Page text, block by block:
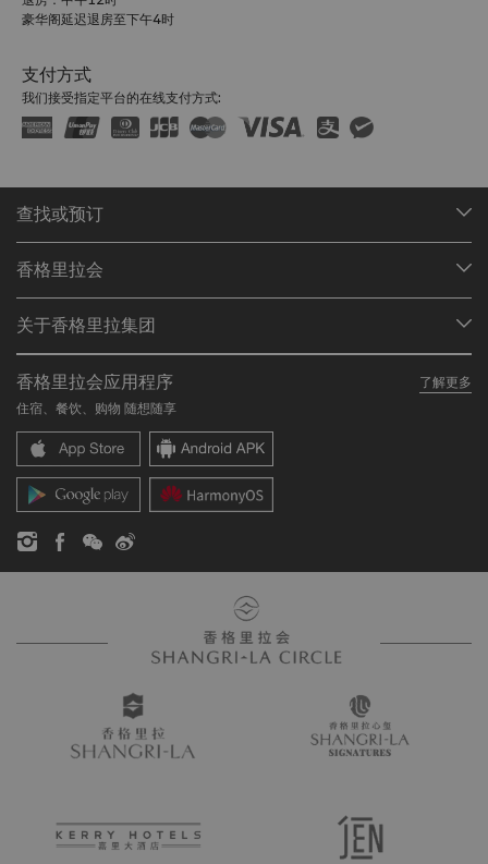
豪华阁延迟退房至下午4时
支付方式
我们接受指定平台的在线支付方式:
查找或预订
查找预订
餐厅与酒吧
香格里拉会
加入香格里拉会
常见问题
联络我们
关于香格里拉集团
我们的酒店品牌
香格里拉中心
香格里拉公寓
联系方式
职业发展
企业社会责任
新闻稿
香格里拉会应用程序
了解更多
住宿、餐饮、购物 随想随享